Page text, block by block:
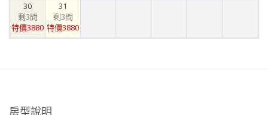
30
剩3間
特價3880
31
剩3間
特價3880
房型說明